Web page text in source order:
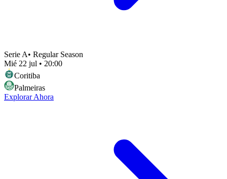
Serie A• Regular Season
Mié 22 jul • 20:00
Coritiba
Palmeiras
Explorar Ahora